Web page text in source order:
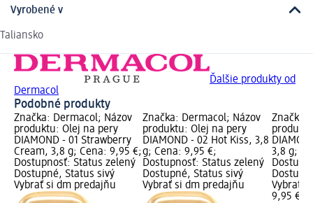
Vyrobené v
Taliansko
Ďalšie produkty od
Dermacol
Podobné produkty
Značka: Dermacol; Názov
produktu: Olej na pery
DIAMOND - 01 Strawberry
Cream, 3,8 g; Cena: 9,95 €;
Dostupnosť: Status zelený
Dostupné, Status sivý
Vybrať si dm predajňu
Značka: Dermacol; Názov
produktu: Olej na pery
DIAMOND - 02 Hot Kiss, 3,8
g; Cena: 9,95 €;
Dostupnosť: Status zelený
Dostupné, Status sivý
Vybrať si dm predajňu
Značka:
3,8 g;
Vybrať
9,95 €